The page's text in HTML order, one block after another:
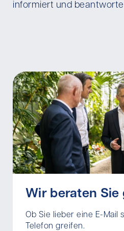
informiert und
Wir beraten Sie
Ob Sie lieber eine E-Mail
Telefon greifen.